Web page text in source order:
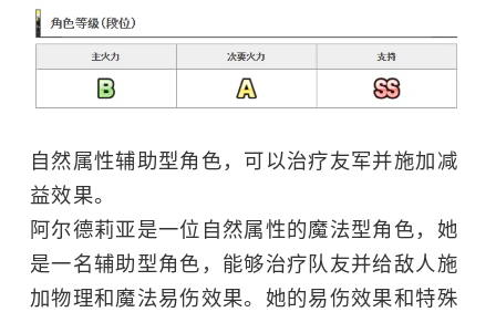
自然属性辅助型角色，可以治疗友军并施加减
益效果。
阿尔德莉亚是一位自然属性的魔法型角色，她
是一名辅助型角色，能够治疗队友并给敌人施
加物理和魔法易伤效果。她的易伤效果和特殊